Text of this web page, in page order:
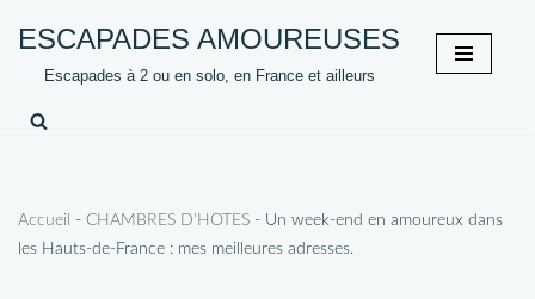
contenu
ESCAPADES AMOUREUSES
Escapades à 2 ou en solo, en France et ailleurs
Accueil - CHAMBRES D'HOTES - Un week-end en amoureux dans
les Hauts-de-France : mes meilleures adresses.